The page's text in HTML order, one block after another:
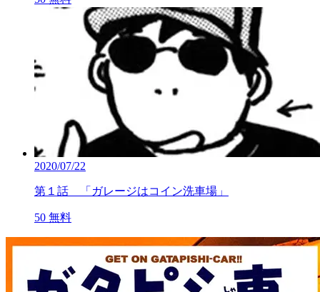
2020/07/22
第１話 「ガレージはコイン洗車場」
50 無料